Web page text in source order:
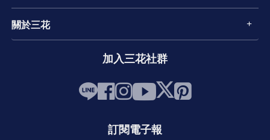
關於三花
加入三花社群
訂閱電子報